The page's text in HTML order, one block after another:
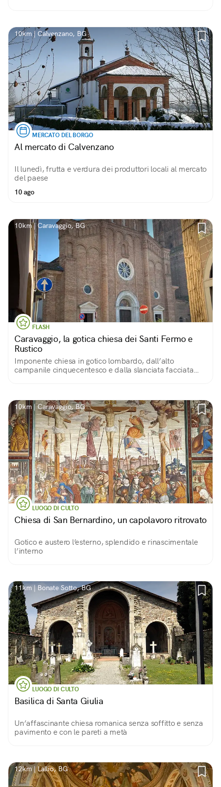
10km | Calvenzano, BG
MERCATO DEL BORGO
Al mercato di Calvenzano
Il lunedì, frutta e verdura dei produttori locali al mercato
del paese
10 ago
10km | Caravaggio, BG
FLASH
Caravaggio, la gotica chiesa dei Santi Fermo e
Rustico
Imponente chiesa in gotico lombardo, dall’alto
campanile cinquecentesco e dalla slanciata facciata
10km | Caravaggio, BG
LUOGO DI CULTO
Chiesa di San Bernardino, un capolavoro ritrovato
Gotico e austero l’esterno, splendido e rinascimentale
l’interno
11km | Bonate Sotto, BG
LUOGO DI CULTO
Basilica di Santa Giulia
Un’affascinante chiesa romanica senza soffitto e senza
pavimento e con le pareti a metà
12km | Lallio, BG